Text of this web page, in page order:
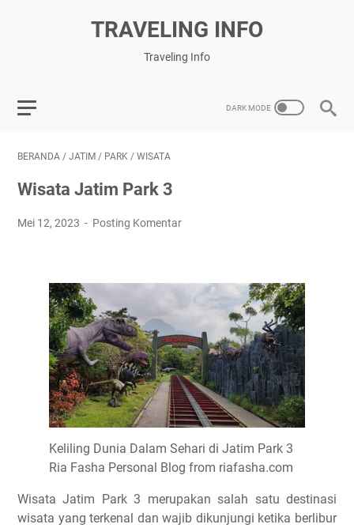
TRAVELING INFO
Traveling Info
BERANDA / JATIM / PARK / WISATA
Wisata Jatim Park 3
Mei 12, 2023 Posting Komentar
Keliling Dunia Dalam Sehari di Jatim Park 3
Ria Fasha Personal Blog from riafasha.com
Wisata Jatim Park 3 merupakan salah satu destinasi
wisata yang terkenal dan wajib dikunjungi ketika berlibur